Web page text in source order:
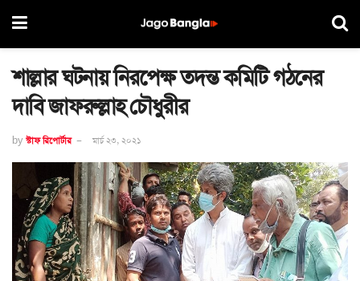
শাল্লার ঘটনায় নিরপেক্ষ তদন্ত কমিটি গঠনের
দাবি জাফরুল্লাহ চৌধুরীর
by স্টাফ রিপোর্টার মার্চ ২৩, ২০২১